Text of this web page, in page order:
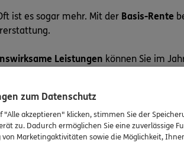
ist es sogar mehr. Mit der Basis-Rente
Leistungen können Sie im
zahlt.
innerhalb von 30 Jahren zusammen,
zum Datenschutz
"Alle akzeptieren" klicken, stimmen Sie der
zu. Dadurch ermöglichen Sie eine zuverlässige
von Marketingaktivitäten sowie die Möglichkeit,